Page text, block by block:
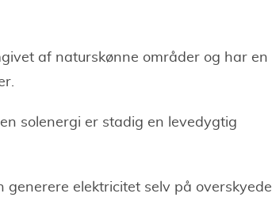
af naturskønne områder og har en
solenergi er stadig en levedygtig
generere elektricitet selv på overskyede